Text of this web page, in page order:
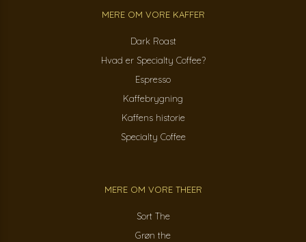
MERE OM VORE KAFFER
Dark Roast
Hvad er Specialty Coffee?
Espresso
Kaffebrygning
Kaffens historie
Specialty Coffee
MERE OM VORE THEER
Sort The
Grøn the